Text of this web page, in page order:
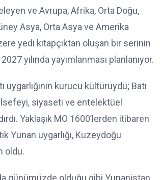
ve Avrupa, Afrika, Orta Doğu,
Asya, Orta Asya ve Amerika
yedi kitapçıktan oluşan bir serinin
yılında yayımlanması planlanıyor.
uygarlığının kurucu kültürüydü; Batı
siyaseti ve entelektüel
Yaklaşık MÖ 1600’lerden itibaren
Yunan uygarlığı, Kuzeydoğu
oldu.
günümüzde olduğu gibi Yunanistan